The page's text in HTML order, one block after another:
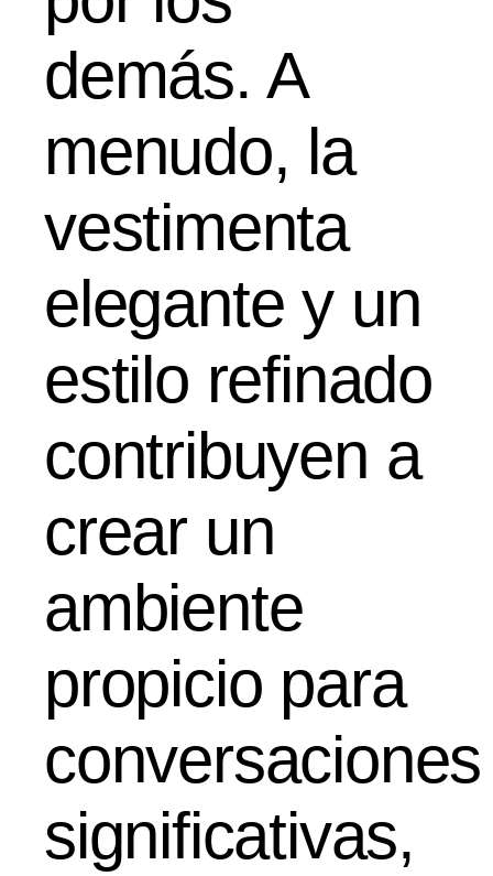
demás. A
menudo, la
vestimenta
elegante y un
estilo refinado
contribuyen a
crear un
ambiente
propicio para
conversaciones
significativas,